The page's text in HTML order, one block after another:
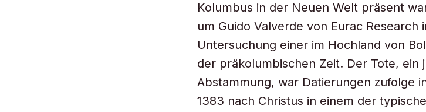
Kolumbus in der Neuen Welt präsent
um Guido Valverde von Eurac Research
Untersuchung einer im Hochland von
der präkolumbischen Zeit. Der Tote, ein
Abstammung, war Datierungen zufolge
1383 nach Christus in einem der